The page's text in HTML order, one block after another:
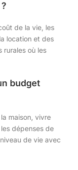
de la vie, les
location et des
rurales où les
budget
maison, vivre
dépenses de
de vie avec